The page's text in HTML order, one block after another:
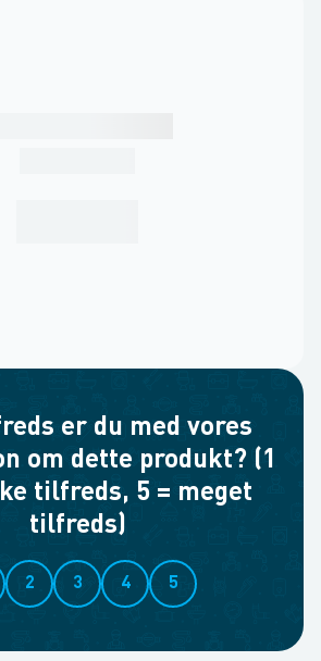
er du med vores
om dette produkt? (1
tilfreds, 5 = meget
tilfreds)
2 3 4 5